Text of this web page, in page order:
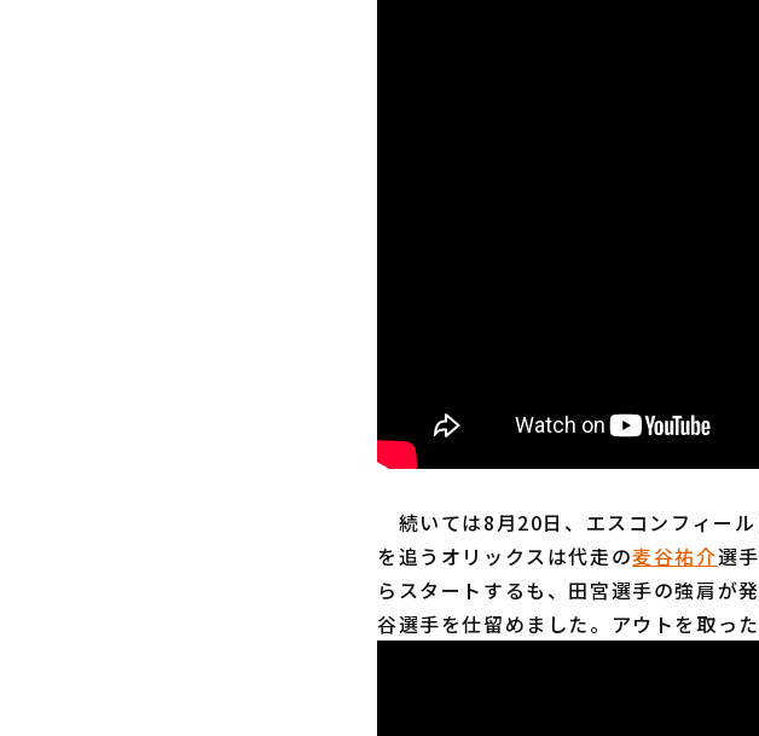
続いては8月20日、エスコンフィー
を追うオリックスは代走の麦谷祐介選
らスタートするも、田宮選手の強肩
谷選手を仕留めました。アウトを取っ